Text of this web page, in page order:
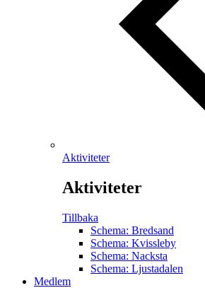
Aktiviteter
Aktiviteter
Tillbaka
Schema: Bredsand
Schema: Kvissleby
Schema: Nacksta
Schema: Ljustadalen
Medlem